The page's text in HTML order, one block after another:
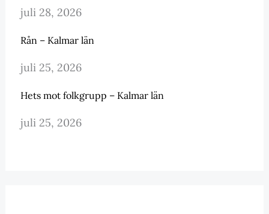
juli 28, 2026
Rån – Kalmar län
juli 25, 2026
Hets mot folkgrupp – Kalmar län
juli 25, 2026